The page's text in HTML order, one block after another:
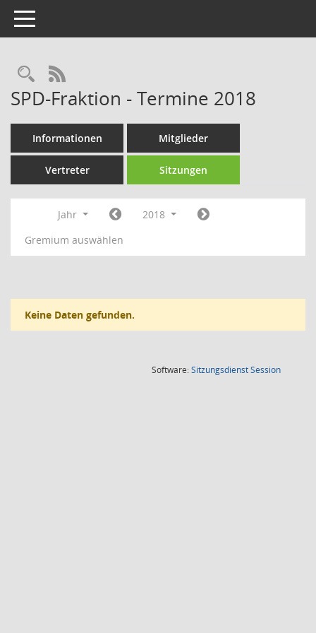
Toggle navigation
Rechercheauswahl
RSS-Feed
SPD-Fraktion - Termine 2018
Informationen Mitglieder
Vertreter Sitzungen
Jahr
2018
Gremium auswählen
Keine Daten gefunden.
Software:SitzungsdienstSession(Wird in